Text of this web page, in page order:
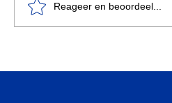
die ze gebruikt
Reageer en beoordeel...